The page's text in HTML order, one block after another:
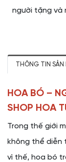
người tặng và
THÔNG TIN SẢN
HOA BÓ –
SHOP HOA
Trong thế giới
không thể diễn
vì thế, hoa bó